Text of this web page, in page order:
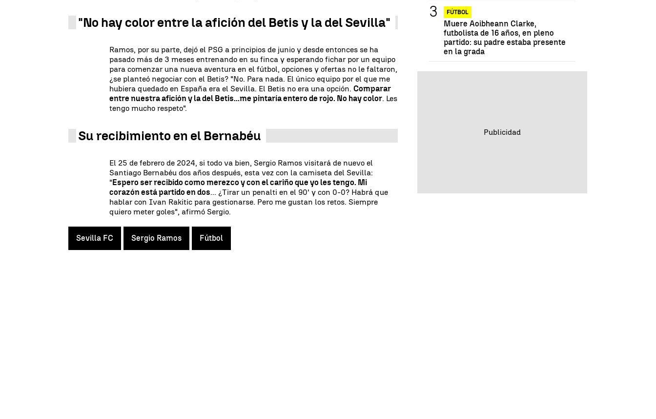
"No hay color entre la afición del Betis y la del Sevilla"
Ramos, por su parte, dejó el PSG a principios de junio y desde entonces se ha
pasado más de 3 meses entrenando en su finca y esperando fichar por un equipo
para comenzar una nueva aventura en el fútbol, opciones y ofertas no le faltaron,
¿se planteó negociar con el Betis? "No. Para nada. El único equipo por el que me
hubiera quedado en España era el Sevilla. El Betis no era una opción.Comparar
entre nuestra afición y la del Betis...me pintaría entero de rojo. No hay color. Les
tengo mucho respeto".
Su recibimiento en el Bernabéu
El 25 de febrero de 2024, si todo va bien, Sergio Ramos visitará de nuevo el
Santiago Bernabéu dos años después, esta vez con la camiseta del Sevilla:
"Espero ser recibido como merezco y con el cariño que yo les tengo. Mi
corazón está partido en dos... ¿Tirar un penalti en el 90' y con 0-0? Habrá que
hablar con Ivan Rakitic para gestionarse. Pero me gustan los retos. Siempre
quiero meter goles", afirmó Sergio.
Sevilla FC Sergio Ramos Fútbol
FÚTBOL
Muere Aoibheann Clarke,
futbolista de 16 años, en pleno
partido: su padre estaba presente
en la grada